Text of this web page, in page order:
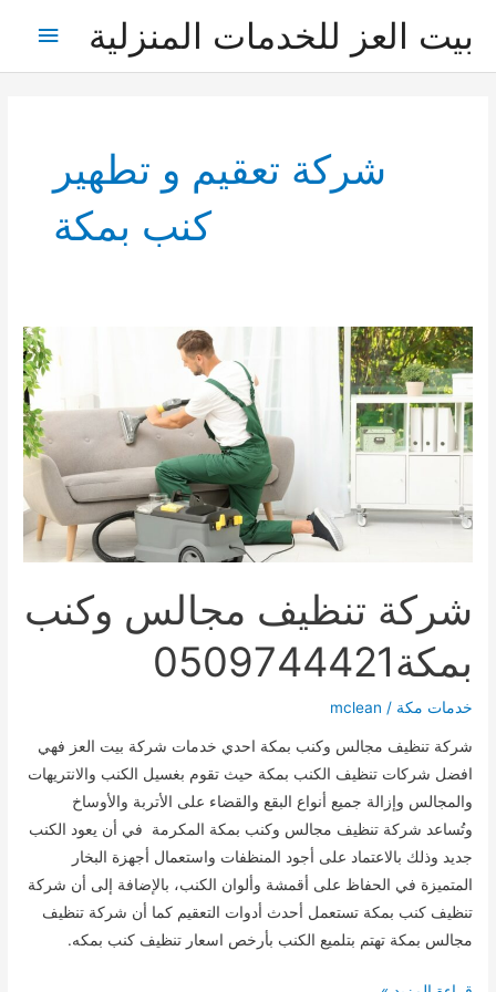
بيت العز للخدمات المنزلية
شركة تعقيم و تطهير
كنب بمكة
شركة تنظيف مجالس وكنب
بمكة0509744421
خدمات مكة /
mclean
شركة تنظيف مجالس وكنب بمكة احدي خدمات شركة بيت العز فهي
افضل شركات تنظيف الكنب بمكة حيث تقوم بغسيل الكنب والانتريهات
والمجالس وإزالة جميع أنواع البقع والقضاء على الأتربة والأوساخ
وتُساعد شركة تنظيف مجالس وكنب بمكة المكرمة في أن يعود الكنب
جديد وذلك بالاعتماد على أجود المنظفات واستعمال أجهزة البخار
المتميزة في الحفاظ على أقمشة وألوان الكنب، بالإضافة إلى أن شركة
تنظيف كنب بمكة تستعمل أحدث أدوات التعقيم كما أن شركة تنظيف
مجالس بمكة تهتم بتلميع الكنب بأرخص اسعار تنظيف كنب بمكه.